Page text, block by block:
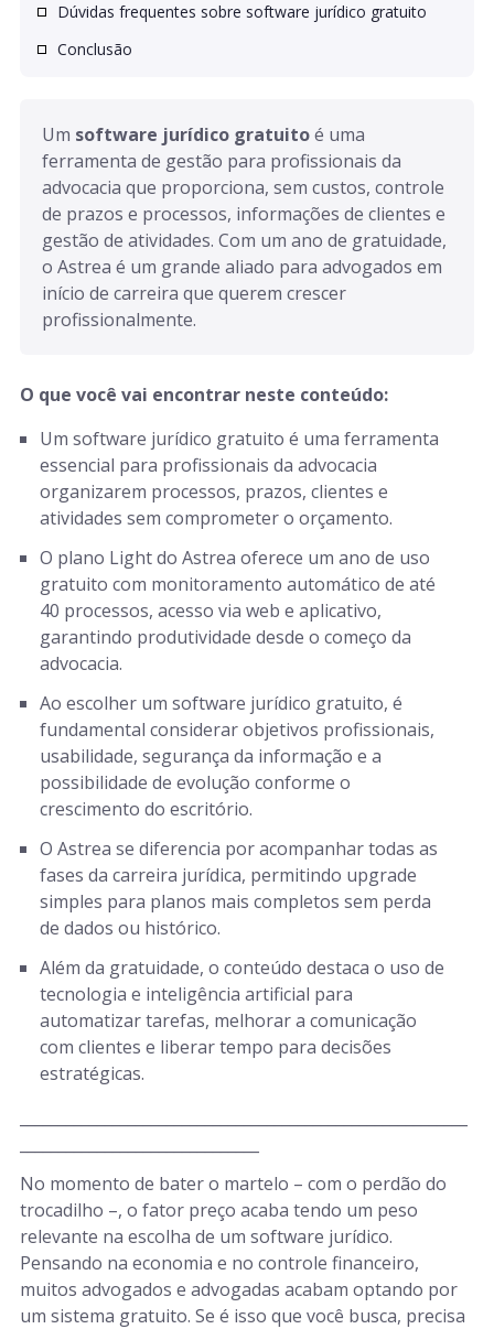
Dúvidas frequentes sobre software jurídico gratuito
Conclusão
Um software jurídico gratuito é uma
ferramenta de gestão para profissionais da
advocacia que proporciona, sem custos, controle
de prazos e processos, informações de clientes e
gestão de atividades. Com um ano de gratuidade,
o Astrea é um grande aliado para advogados em
início de carreira que querem crescer
profissionalmente.
O que você vai encontrar neste conteúdo:
Um software jurídico gratuito é uma ferramenta
essencial para profissionais da advocacia
organizarem processos, prazos, clientes e
atividades sem comprometer o orçamento.
O plano Light do Astrea oferece um ano de uso
gratuito com monitoramento automático de até
40 processos, acesso via web e aplicativo,
garantindo produtividade desde o começo da
advocacia.
Ao escolher um software jurídico gratuito, é
fundamental considerar objetivos profissionais,
usabilidade, segurança da informação e a
possibilidade de evolução conforme o
crescimento do escritório.
O Astrea se diferencia por acompanhar todas as
fases da carreira jurídica, permitindo upgrade
simples para planos mais completos sem perda
de dados ou histórico.
Além da gratuidade, o conteúdo destaca o uso de
tecnologia e inteligência artificial para
automatizar tarefas, melhorar a comunicação
com clientes e liberar tempo para decisões
estratégicas.
No momento de bater o martelo – com o perdão do
trocadilho –, o fator preço acaba tendo um peso
relevante na escolha de um software jurídico.
Pensando na economia e no controle financeiro,
muitos advogados e advogadas acabam optando por
um sistema gratuito. Se é isso que você busca, precisa